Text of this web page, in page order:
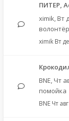
ПИТЕР,
ximik, Вт
ximik Вт
BNE, Чт
помойка
BNE Чт